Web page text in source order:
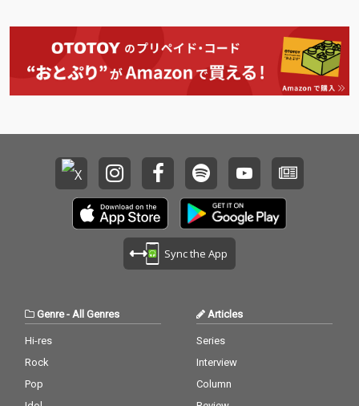
Sync the App
Genre-All Genres
Hi-res
Rock
Pop
Articles
Series
Interview
Column